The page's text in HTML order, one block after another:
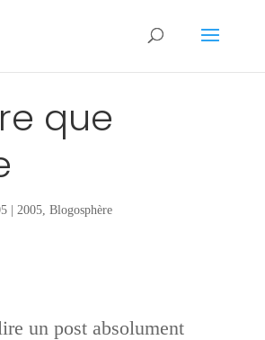
que
| 2005, Blogosphère
un post absolument